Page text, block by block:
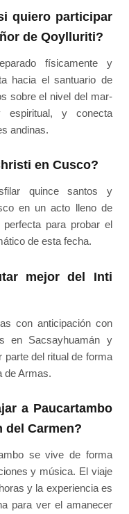
quiero participar
de Qoylluriti?
físicamente y
hacia el santuario de
sobre el nivel del mar-
y conecta
andinas.
en Cusco?
quince santos y
en un acto lleno de
para probar el
de esta fecha.
mejor del Inti
con anticipación con
en Sacsayhuamán y
parte del ritual de forma
de Armas.
a Paucartambo
del Carmen?
se vive de forma
y música. El viaje
y la experiencia es
para ver el amanecer